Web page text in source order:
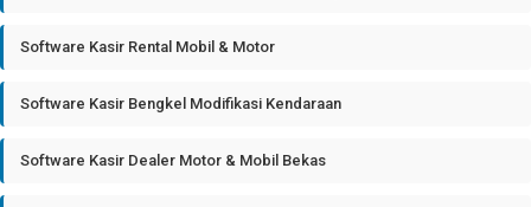
Software Kasir Rental Mobil & Motor
Software Kasir Bengkel Modifikasi Kendaraan
Software Kasir Dealer Motor & Mobil Bekas